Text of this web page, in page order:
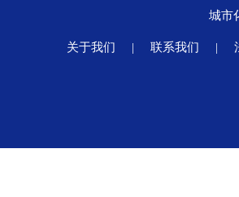
城市
关于我们 | 联系我们 |